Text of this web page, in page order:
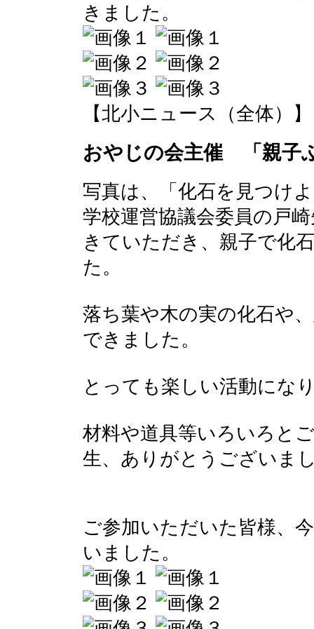
きました。
【北小ニュース（全体）
おやじの会主催 「親子
写真は、「化石を見つけ
学校運営協議会委員の戸
きていただき、親子で化
た。
落ち葉や木の実の化石や
できました。
とっても楽しい活動にな
材料や道具等いろいろと
生、ありがとうございま
ご参加いただいた皆様、
いました。